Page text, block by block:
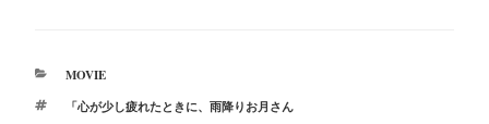
r
カ
ゴ
MOVIE
タ
「心が少し疲れたときに、 雨降りお月さん